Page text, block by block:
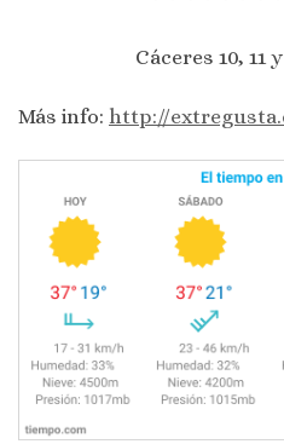
Cáceres 10, 11
Más info: http://